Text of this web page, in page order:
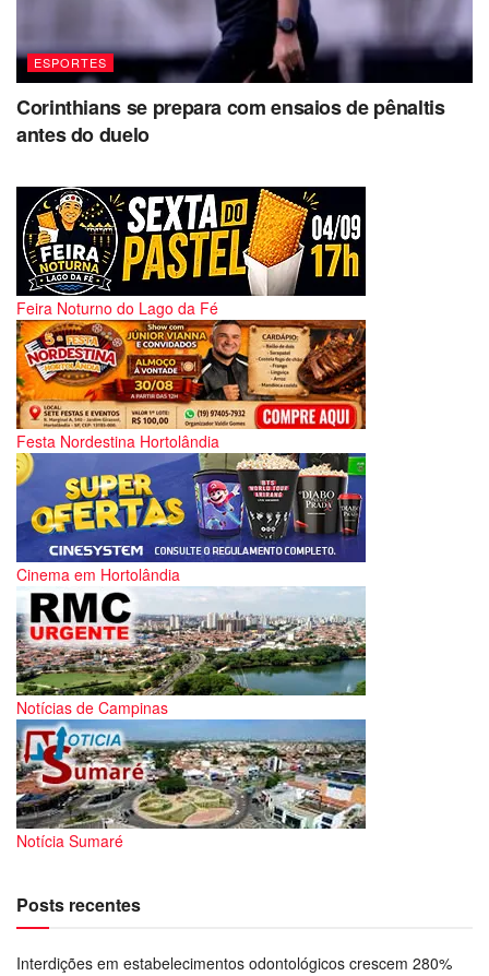
ESPORTES
Corinthians se prepara com ensaios de pênaltis
antes do duelo
Feira Noturno do Lago da Fé
Festa Nordestina Hortolândia
Cinema em Hortolândia
Notícias de Campinas
Notícia Sumaré
Posts recentes
Interdições em estabelecimentos odontológicos crescem 280%